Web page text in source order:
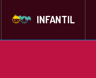
INFANTIL